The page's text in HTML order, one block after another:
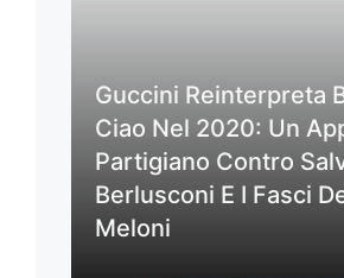
Guccini Reinterpreta
Ciao Nel 2020: Un
Partigiano Contro
Berlusconi E I Fasci
Meloni